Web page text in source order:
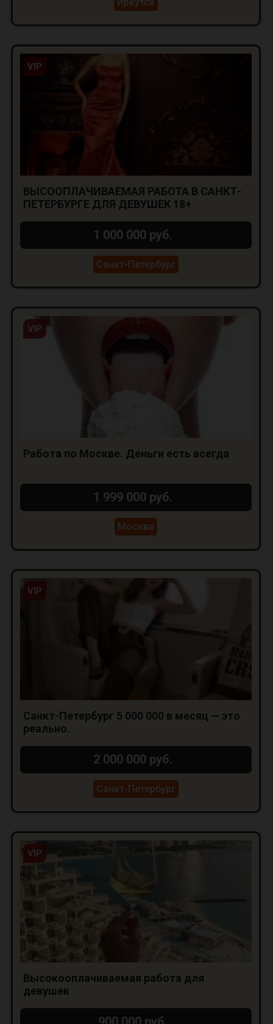
VIP
ВЫСООПЛАЧИВАЕМАЯ РАБОТА В САНКТ-
ПЕТЕРБУРГЕ ДЛЯ ДЕВУШЕК 18+
1 000 000 руб.
Санкт-Петербург
VIP
Работа по Москве. Деньги есть всегда
1 999 000 руб.
Москва
VIP
Санкт-Петербург 5 000 000 в месяц — это
реально.
2 000 000 руб.
Санкт-Петербург
VIP
Высокооплачиваемая работа для
девушек